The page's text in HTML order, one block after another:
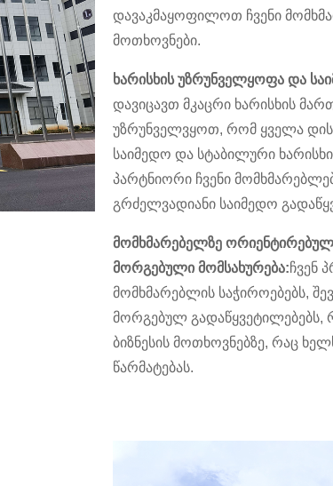
დავაკმაყოფილოთ ჩვენი
მოთხოვნები.
ხარისხის უზრუნველყოფა და
დავიცავთ მკაცრი ხარისხის
უზრუნველვყოთ, რომ ყველა
საიმედო და სტაბილური
პარტნიორი ჩვენი
გრძელვადიანი საიმედო
მომხმარებელზე
მორგებული მომსახურება:ჩვენ
მომხმარებლის საჭიროებებს,
მორგებულ
ბიზნესის მოთხოვნებზე, რაც
წარმატებას.